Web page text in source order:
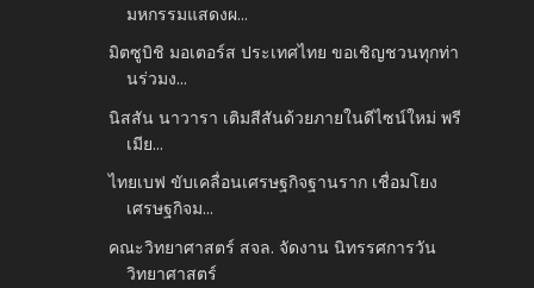
มหกรรมแสดงผ...
มิตซูบิชิ มอเตอร์ส ประเทศไทย ขอเชิญชวนทุกท่า
นร่วมง...
นิสสัน นาวารา เติมสีสันด้วยภายในดีไซน์ใหม่ พรี
เมีย...
ไทยเบฟ ขับเคลื่อนเศรษฐกิจฐานราก เชื่อมโยง
เศรษฐกิจม...
คณะวิทยาศาสตร์ สจล. จัดงาน นิทรรศการวัน
วิทยาศาสตร์